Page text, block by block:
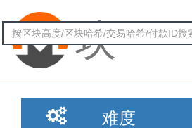
块
难度